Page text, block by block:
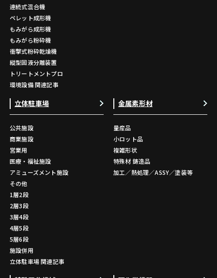
連続式混合機
ペレット成形機
もみがら成形機
もみがら粉砕機
衝撃式粉砕乾燥機
縦型固液分離装置
トリートメントプロ
環境設備 関連記事
立体駐車場
公共施設
商業施設
営業用
医療・福祉施設
アミューズメント施設
その他
1層2段
2層3段
3層4段
4層5段
5層6段
施設併用
立体駐車場 関連記事
金属素形材
量産品
小ロット品
複雑形状
特殊材 鋳造品
加工／熱処理／ASSY／塗装等